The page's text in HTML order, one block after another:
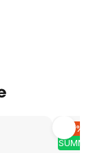
SUMMER
–10 %